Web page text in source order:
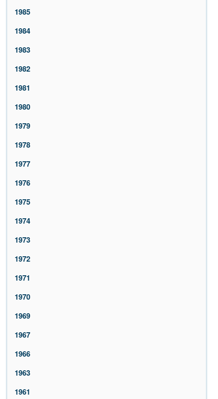
1985
1984
1983
1982
1981
1980
1979
1978
1977
1976
1975
1974
1973
1972
1971
1970
1969
1967
1966
1963
1961